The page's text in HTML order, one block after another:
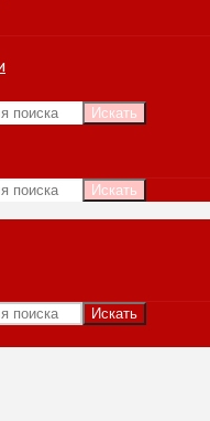
Искать
Искать
Искать